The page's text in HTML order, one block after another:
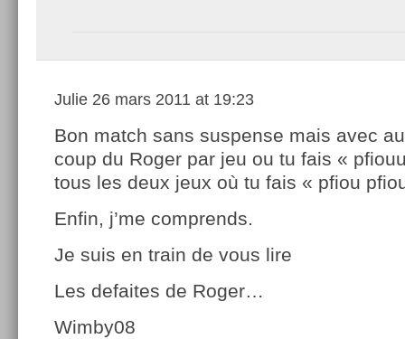
Julie 26 mars 2011 at 19:23
Bon match sans suspense mais avec
coup du Roger par jeu ou tu fais «
tous les deux jeux où tu fais « pfiou
Enfin, j’me comprends.
Je suis en train de vous lire
Les defaites de Roger…
Wimby08